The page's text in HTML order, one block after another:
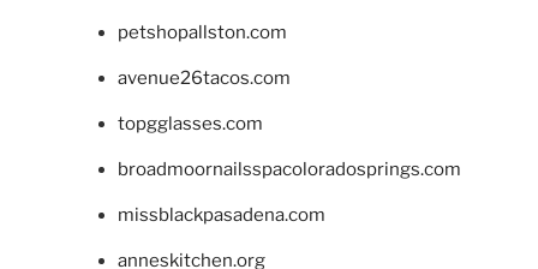
petshopallston.com
avenue26tacos.com
topgglasses.com
broadmoornailsspacoloradosprings.com
missblackpasadena.com
anneskitchen.org